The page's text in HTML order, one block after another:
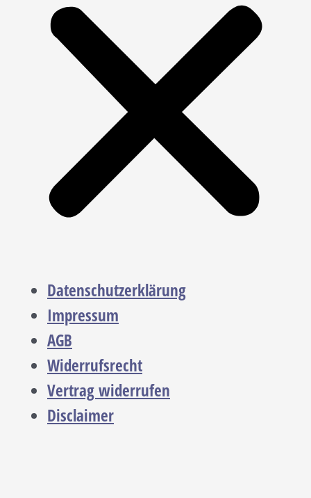
Datenschutzerklärung
Impressum
AGB
Widerrufsrecht
Vertrag widerrufen
Disclaimer